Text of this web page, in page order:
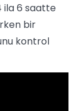
ila 6 saatte
bir
kontrol